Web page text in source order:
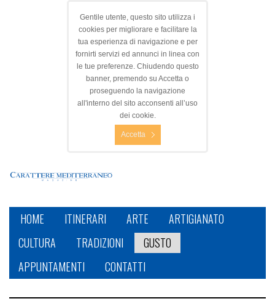
Gentile utente, questo sito utilizza i
cookies per migliorare e facilitare la
tua esperienza di navigazione e per
fornirti servizi ed annunci in linea con
le tue preferenze. Chiudendo questo
banner, premendo su Accetta o
proseguendo la navigazione
all'interno del sito acconsenti all’uso
dei cookie.
Accetta
HOME ITINERARI ARTE
ARTIGIANATO
CULTURA
TRADIZIONI
GUSTO
APPUNTAMENTI
CONTATTI